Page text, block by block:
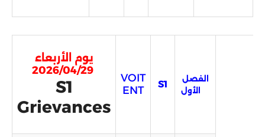
يوم الأربعاء
2026/04/29
S1
Grievances
VOIT
ENT
S1
الفصل